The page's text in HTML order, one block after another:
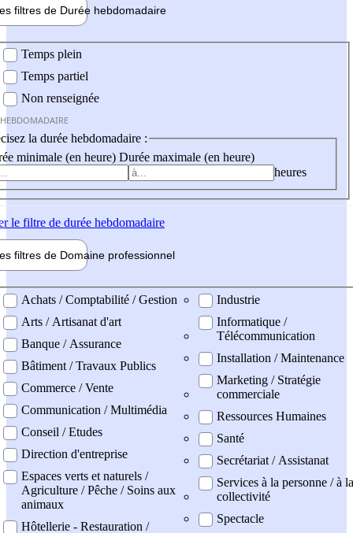
filtres de Durée hebdomadaire
Temps plein
Temps partiel
Non renseignée
la durée hebdomadaire :
minimale (en heure) Durée maximale (en heure)
heures
le filtre de durée hebdomadaire
filtres de Domaine professionnel
professionel
Achats / Comptabilité / Gestion
Arts / Artisanat d'art
Banque / Assurance
Bâtiment / Travaux Publics
Commerce / Vente
Communication / Multimédia
Conseil / Etudes
Direction d'entreprise
Espaces verts et naturels /
Agriculture / Pêche / Soins aux
animaux
Hôtellerie - Restauration /
Industrie
Informatique /
Télécommunication
Installation / Maintenance
Marketing / Stratégie
commerciale
Ressources Humaines
Santé
Secrétariat / Assistanat
Services à la personne / à la
collectivité
Spectacle